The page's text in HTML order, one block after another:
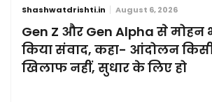
Shashwatdrishti.in August 6, 2026
Gen Z और Gen Alpha से मोहन
किया संवाद, कहा- आंदोलन
खिलाफ नहीं, सुधार के लिए हो